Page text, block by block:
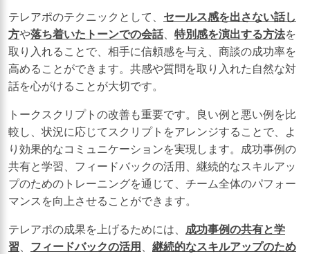
テレアポのテクニックとして、 セールス感を出さない話し
方や落ち着いたトーンでの会話、 特別感を演出する方法を
取り入れることで、相手に信頼感を与え、商談の成功率を
高めることができます。共感や質問を取り入れた自然な対
話を心がけることが大切です。
トークスクリプトの改善も重要です。良い例と悪い例を比
較し、状況に応じてスクリプトをアレンジすることで、よ
り効果的なコミュニケーションを実現します。成功事例の
共有と学習、フィードバックの活用、継続的なスキルアッ
プのためのトレーニングを通じて、チーム全体のパフォー
マンスを向上させることができます。
テレアポの成果を上げるためには、 成功事例の共有と学
習
フィードバックの活用
継続的なスキルアップのため